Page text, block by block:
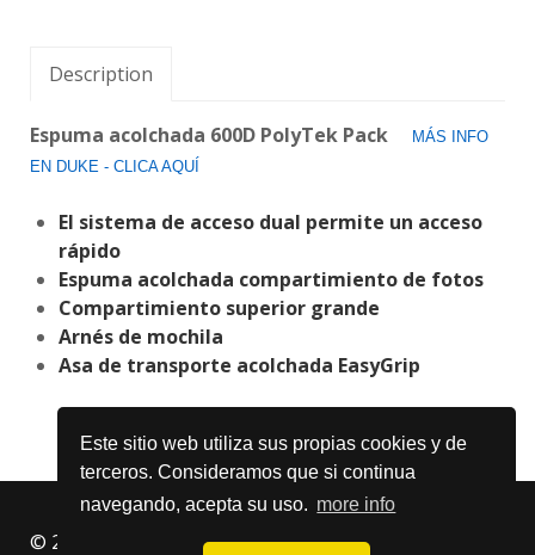
Este sitio web utiliza sus propias cookies y de
terceros. Consideramos que si continua
navegando, acepta su uso. more info
Description
Espuma acolchada 600D PolyTek Pack
MÁS INFO
EN DUKE - CLICA AQUÍ
El sistema de acceso dual permite un acceso
rápido
Espuma acolchada compartimiento de fotos
Compartimiento superior grande
Arnés de mochila
Asa de transporte acolchada EasyGrip
© 2026 Islas Canarias Shopping - Tiendas en las